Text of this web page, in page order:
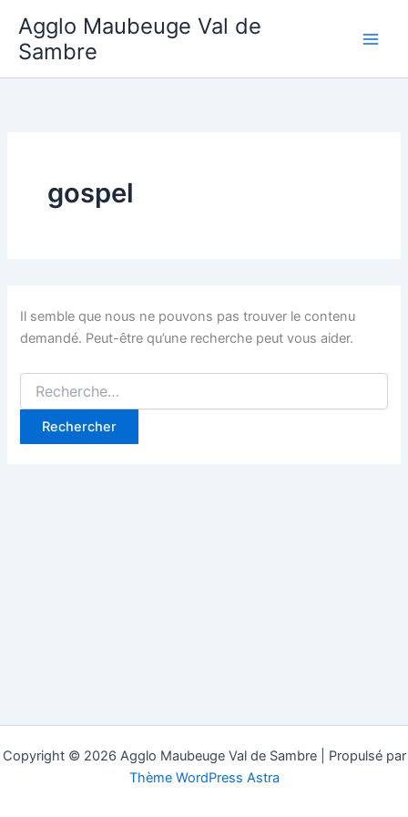
contenu
Agglo Maubeuge Val de
Sambre
gospel
Il semble que nous ne pouvons pas trouver le contenu
demandé. Peut-être qu’une recherche peut vous aider.
Rechercher :
Copyright © 2026 Agglo Maubeuge Val de Sambre | Propulsé par
Thème WordPress Astra